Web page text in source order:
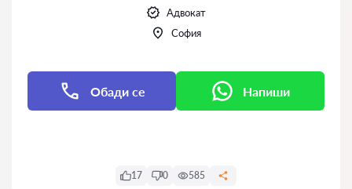
Адвокат
София
Обади се Напиши
17 0 585